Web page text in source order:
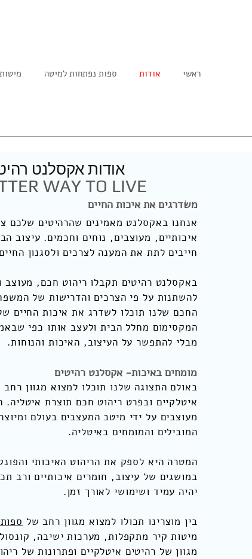
ספות נפתחות למיטה אודות ראשי
WAY TO LIVE
משדרגים את איכות החיים
אודות אקסלנט
אנחנו באקסלנט מאמינים שהרהיטים שלכם
איכותיים, מעוצבים, נוחים וחכמים. עיצוב
חייבים לתת את המענה לצרכים ולסגנון
באקסלנט רהיטים תקבלו ריהוט חכם, מעוצב
להשתנות על פי הצרכים והדרישות של
החכם שלנו תוכלו לשדרג את איכות החיים
המקסימום מחלל הבית ולעצב אותו כפי
מבלי להתפשר על העיצוב, האיכות והנוחות.
מומחים באיכות- אקסלנט רהיטים
באולם התצוגה שלנו תוכלו למצוא מגוון
איטלקיים ובפרט ריהוט חכם תוצרת איטליה.
מעוצבים על ידי מיטב המעצבים בעולם
המובילים והמומחים באיטליה.
המטרה היא לספק את הריהוט האיכותי
במושגים של עיצוב, חומרים איכותיים ורב
יהיה עמיד ושימושי לאורך זמן.
בין מוצרינו תכולו למצוא מגוון רחב של
מיטות קיר מתקפלות, מערכות ישיבה,
מגוון של רהיטים איטלקיים ופתרונות של